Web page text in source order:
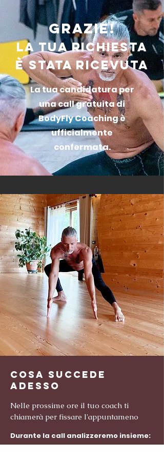
Grazie!
La tua richiesta
è stata ricevuta
La tua candidatura per
una call gratuita di
BodyFly Coaching è
ufficialmente
confermata.
Cosa succede
adesso
Nelle prossime ore il tuo coach ti
chiamerà per fissare l'appuntameno
Durante la call analizzeremo insieme:
la tua situazione attuale,